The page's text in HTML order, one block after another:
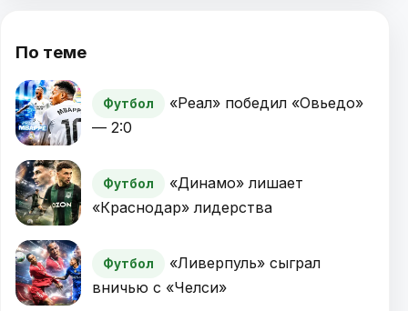
По теме
Футбол
«Реал» победил «Овьедо»
— 2:0
Футбол
«Динамо» лишает
«Краснодар» лидерства
Футбол
«Ливерпуль» сыграл
вничью с «Челси»